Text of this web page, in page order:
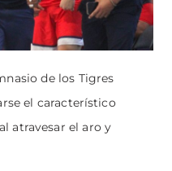
de los Tigres
el característico
atravesar el aro y